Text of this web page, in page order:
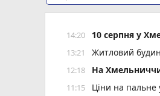
14:20 10 серпня у
13:21 Житловий
12:18 На
11:15 Ціни на